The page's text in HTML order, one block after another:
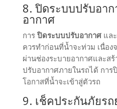
8. ปิดระบบปรับอา
อากาศ
การ ปิดระบบปรับอากาศและ
ควรทำก่อนที่น้ำจะท่วม เนื่อง
ผ่านช่องระบายอากาศและส
ปรับอากาศภายในรถได้ การ
โอกาสที่น้ำจะเข้าสู่ตัวรถ
9. เช็คประกันภัยร